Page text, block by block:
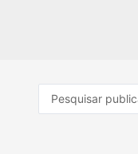
Pesquisar
...